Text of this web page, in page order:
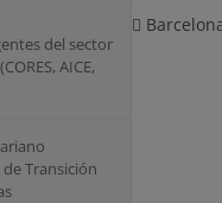
del sector
AICE,
Transición